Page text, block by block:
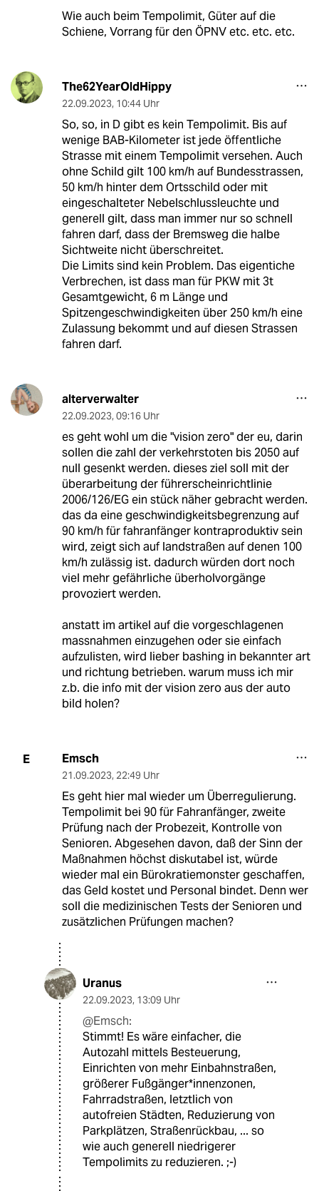
Wie auch beim Tempolimit, Güter auf die
Schiene, Vorrang für den ÖPNV etc. etc. etc.
The62YearOldHippy
22.09.2023, 10:44 Uhr
So, so, in D gibt es kein Tempolimit. Bis auf
wenige BAB-Kilometer ist jede öffentliche
Strasse mit einem Tempolimit versehen. Auch
ohne Schild gilt 100 km/h auf Bundesstrassen,
50 km/h hinter dem Ortsschild oder mit
eingeschalteter Nebelschlussleuchte und
generell gilt, dass man immer nur so schnell
fahren darf, dass der Bremsweg die halbe
Sichtweite nicht überschreitet.
Die Limits sind kein Problem. Das eigentiche
Verbrechen, ist dass man für PKW mit 3t
Gesamtgewicht, 6 m Länge und
Spitzengeschwindigkeiten über 250 km/h eine
Zulassung bekommt und auf diesen Strassen
fahren darf.
alterverwalter
22.09.2023, 09:16 Uhr
es geht wohl um die "vision zero" der eu, darin
sollen die zahl der verkehrstoten bis 2050 auf
null gesenkt werden. dieses ziel soll mit der
überarbeitung der führerscheinrichtlinie
2006/126/EG ein stück näher gebracht werden.
das da eine geschwindigkeitsbegrenzung auf
90 km/h für fahranfänger kontraproduktiv sein
wird, zeigt sich auf landstraßen auf denen 100
km/h zulässig ist. dadurch würden dort noch
viel mehr gefährliche überholvorgänge
provoziert werden.
anstatt im artikel auf die vorgeschlagenen
massnahmen einzugehen oder sie einfach
aufzulisten, wird lieber bashing in bekannter art
und richtung betrieben. warum muss ich mir
z.b. die info mit der vision zero aus der auto
bild holen?
E Emsch
21.09.2023, 22:49 Uhr
Es geht hier mal wieder um Überregulierung.
Tempolimit bei 90 für Fahranfänger, zweite
Prüfung nach der Probezeit, Kontrolle von
Senioren. Abgesehen davon, daß der Sinn der
Maßnahmen höchst diskutabel ist, würde
wieder mal ein Bürokratiemonster geschaffen,
das Geld kostet und Personal bindet. Denn wer
soll die medizinischen Tests der Senioren und
zusätzlichen Prüfungen machen?
Uranus
22.09.2023, 13:09 Uhr
@Emsch:
Stimmt! Es wäre einfacher, die
Autozahl mittels Besteuerung,
Einrichten von mehr Einbahnstraßen,
größerer Fußgänger*innenzonen,
Fahrradstraßen, letztlich von
autofreien Städten, Reduzierung von
Parkplätzen, Straßenrückbau, ... so
wie auch generell niedrigerer
Tempolimits zu reduzieren. ;-)